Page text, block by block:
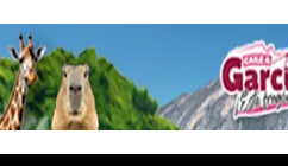
Saltar
al
contenido